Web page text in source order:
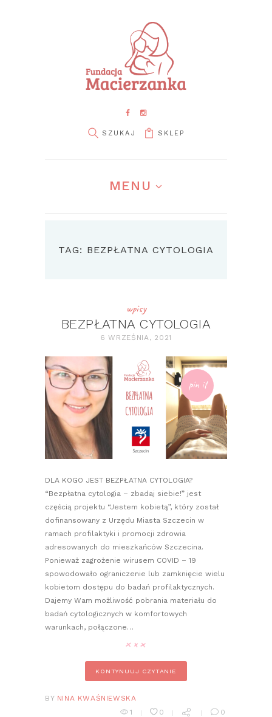
SKLEP
MENU
TAG: BEZPŁATNA CYTOLOGIA
wpisy
BEZPŁATNA CYTOLOGIA
6 WRZEŚNIA, 2021
pin it
DLA KOGO JEST BEZPŁATNA CYTOLOGIA?
“Bezpłatna cytologia – zbadaj siebie!” jest
częścią projektu “Jestem kobietą”, który został
dofinansowany z Urzędu Miasta Szczecin w
ramach profilaktyki i promocji zdrowia
adresowanych do mieszkańców Szczecina.
Ponieważ zagrożenie wirusem COVID – 19
spowodowało ograniczenie lub zamknięcie wielu
kobietom dostępu do badań profilaktycznych.
Dajemy Wam możliwość pobrania materiału do
badań cytologicznych w komfortowych
warunkach, połączone…
KONTYNUUJ CZYTANIE
BY NINA KWAŚNIEWSKA
1
0 0